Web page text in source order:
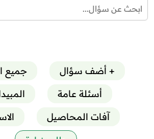
+ أضف سؤال
جميع
أسئلة عامة
آفات المحاصيل